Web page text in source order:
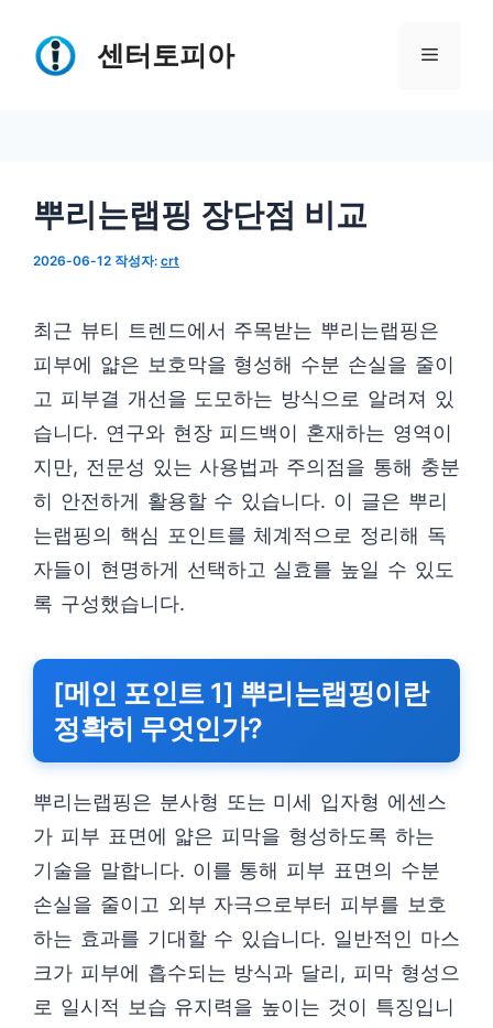
센터토피아 메
뿌리는랩핑 장단점 비교
2026-06-12 작성자: crt
최근 뷰티 트렌드에서 주목받는 뿌리는랩핑은
피부에 얇은 보호막을 형성해 수분 손실을 줄이
고 피부결 개선을 도모하는 방식으로 알려져 있
습니다. 연구와 현장 피드백이 혼재하는 영역이
지만, 전문성 있는 사용법과 주의점을 통해 충분
히 안전하게 활용할 수 있습니다. 이 글은 뿌리
는랩핑의 핵심 포인트를 체계적으로 정리해 독
자들이 현명하게 선택하고 실효를 높일 수 있도
록 구성했습니다.
[메인 포인트 1] 뿌리는랩핑이란
정확히 무엇인가?
뿌리는랩핑은 분사형 또는 미세 입자형 에센스
가 피부 표면에 얇은 피막을 형성하도록 하는
기술을 말합니다. 이를 통해 피부 표면의 수분
손실을 줄이고 외부 자극으로부터 피부를 보호
하는 효과를 기대할 수 있습니다. 일반적인 마스
크가 피부에 흡수되는 방식과 달리, 피막 형성으
로 일시적 보습 유지력을 높이는 것이 특징입니